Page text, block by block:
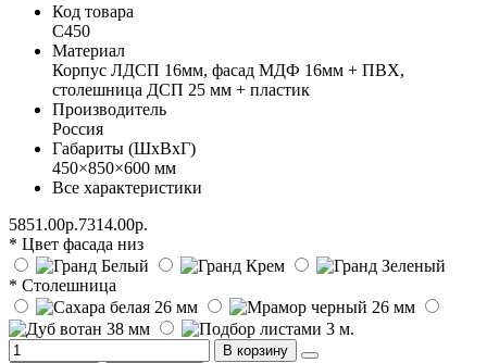
Код товара
С450
Материал
Корпус ЛДСП 16мм, фасад МДФ 16мм + ПВХ,
столешница ДСП 25 мм + пластик
Производитель
Россия
Габариты (ШхВхГ)
450×850×600 мм
Все характеристики
5851.00р.7314.00р.
* Цвет фасада низ
* Столешница
В корзину